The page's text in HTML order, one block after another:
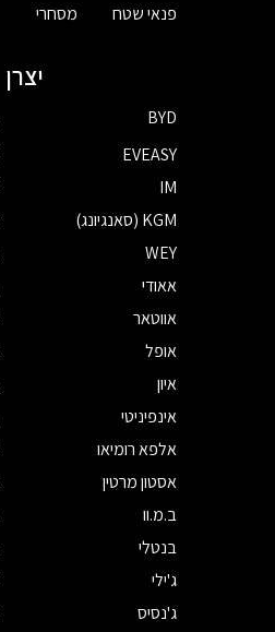
פנאי שטח
מסחרי
יצרן
BYD
EVEASY
IM
KGM (סאנגיונג)
WEY
אאודי
אווטאר
אופל
איון
אינפיניטי
אלפא רומיאו
אסטון מרטין
ב.מ.וו
בנטלי
ג'ילי
ג'נסיס